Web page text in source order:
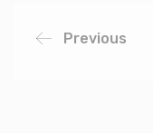
Previous